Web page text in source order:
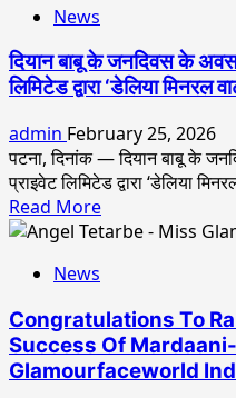
मिला
‘भारत
सम्मान’
नन्हा
सितारा:
वर्षीय
दिविज
श्रीवास्तव
को
मिला
सम्मान’
News
दियान बाबू के जनदिवस के
लिमिटेड द्वारा ‘डेलिया मिनरल
admin February 25, 2026
पटना, दिनांक — दियान बाबू के
प्राइवेट लिमिटेड द्वारा ‘डेलिया
Read MoreRead
more
के
जनदिवस
के
News
Congratulations To
Success Of
Glamourfaceworld